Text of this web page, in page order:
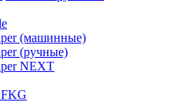
(машинные)
(ручные)
NEXT